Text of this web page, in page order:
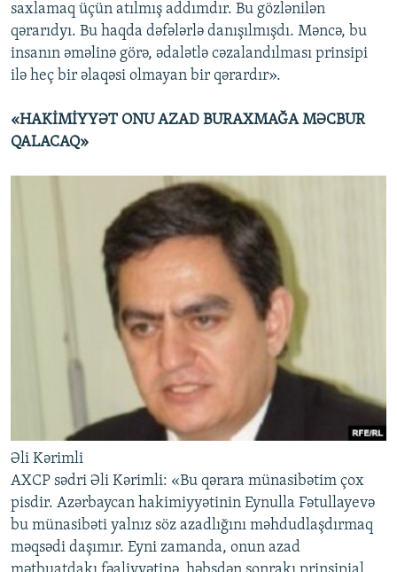
saxlamaq üçün atılmış addımdır. Bu gözlənilən
qərarıdyı. Bu haqda dəfələrlə danışılmışdı. Məncə, bu
insanın əməlinə görə, ədalətlə cəzalandılması prinsipi
ilə heç bir əlaqəsi olmayan bir qərardır».
«HAKİMİYYƏT ONU AZAD BURAXMAĞA MƏCBUR
QALACAQ»
Əli Kərimli
AXCP sədri Əli Kərimli: «Bu qərara münasibətim çox
pisdir. Azərbaycan hakimiyyətinin Eynulla Fətullayevə
bu münasibəti yalnız söz azadlığını məhdudlaşdırmaq
məqsədi daşımır. Eyni zamanda, onun azad